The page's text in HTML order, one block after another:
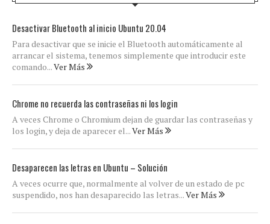
Desactivar Bluetooth al inicio Ubuntu 20.04
Para desactivar que se inicie el Bluetooth automáticamente al
arrancar el sistema, tenemos simplemente que introducir este
comando...Ver Más
Chrome no recuerda las contraseñas ni los login
A veces Chrome o Chromium dejan de guardar las contraseñas y
los login, y deja de aparecer el...Ver Más
Desaparecen las letras en Ubuntu – Solución
A veces ocurre que, normalmente al volver de un estado de pc
suspendido, nos han desaparecido las letras...Ver Más